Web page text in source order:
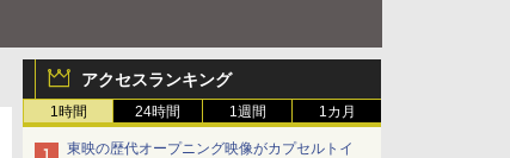
アクセスランキング
1時間 24時間 1週間 1カ月
東映の歴代オープニング映像がカプセルトイ